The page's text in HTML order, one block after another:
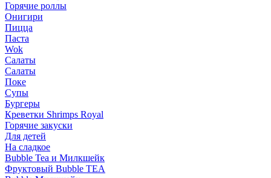
Горячие роллы
Онигири
Пицца
Паста
Wok
Салаты
Салаты
Поке
Супы
Бургеры
Креветки Shrimps Royal
Горячие закуски
Для детей
На сладкое
Bubble Tea и Милкшейк
Фруктовый Bubble TEA